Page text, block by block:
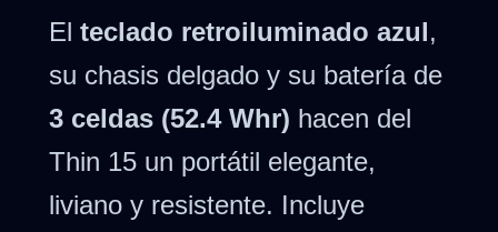
El teclado retroiluminado azul,
su chasis delgado y su batería de
3 celdas (52.4 Whr) hacen del
Thin 15 un portátil elegante,
liviano y resistente. Incluye